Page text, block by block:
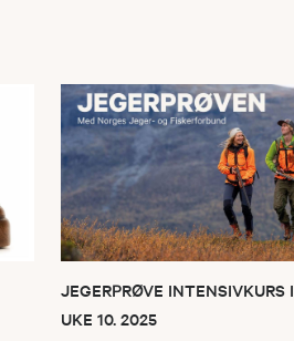
JEGERPRØVE INTENSIVKURS I
UKE 10. 2025